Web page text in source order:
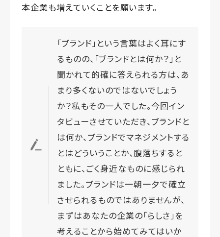
本企業も増えていくことを願います。
「ブランド」という言葉はよく耳にす
るものの、「ブランドとは何か？」と
聞かれて的確に答えられる方は、あ
まり多くないのではないでしょう
か？私もその一人でした。今回イン
タビューさせていただき、ブランドと
は何か、ブランドでマネジメントする
とはどういうことか、腹落ちすると
ともに、ごく身近なものに感じられ
ました。ブランドは一朝一夕で確立
させられるものではありませんが、
まずはあなたの企業の「らしさ」を
考えることから始めてみてはいか